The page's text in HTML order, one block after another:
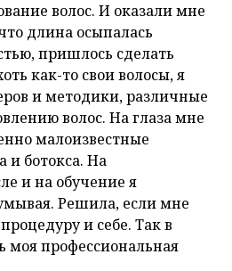
волос. И оказали мне
длина осыпалась
пришлось сделать
как-то свои волосы, я
и методики, различные
волос. На глаза мне
малоизвестные
и ботокса. На
и на обучение я
Решила, если мне
и себе. Так в
моя профессиональная